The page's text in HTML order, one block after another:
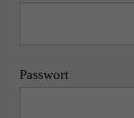
Passwort